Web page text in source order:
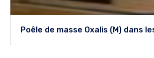
Poêle de masse Oxalis (M) dans